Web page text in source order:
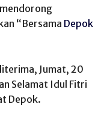
“Bersama Depok
Jumat, 20
Selamat Idul Fitri
Depok.